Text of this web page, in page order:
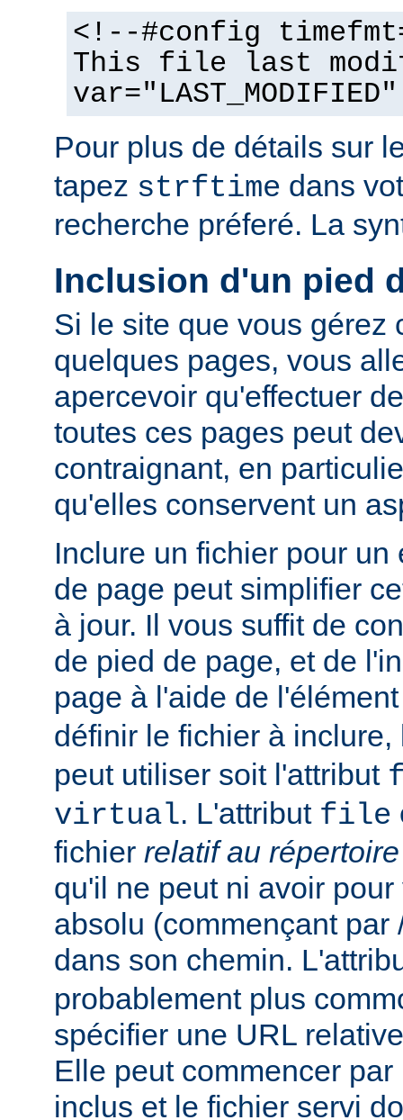
<!--#config
This file last
Pour plus de détails sur
tapez strftime dans
recherche préferé. La
Inclusion d'un pied
Si le site que vous gérez
quelques pages, vous
apercevoir qu'effectuer
toutes ces pages peut
contraignant, en
qu'elles conservent un
Inclure un fichier pour
de page peut simplifier
à jour. Il vous suffit de
de pied de page, et de
page à l'aide de
définir le fichier à
peut utiliser soit l'attribut
virtual. L'attribut file
fichier relatif au
qu'il ne peut ni avoir
absolu (commençant par
dans son chemin.
probablement plus
spécifier une URL
Elle peut commencer
inclus et le fichier servi